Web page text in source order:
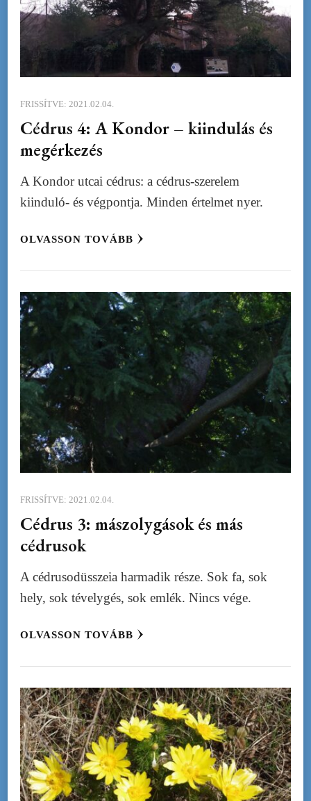
FRISSÍTVE: 2021.02.04.
Cédrus 4: A Kondor – kiindulás és
megérkezés
A Kondor utcai cédrus: a cédrus-szerelem
kiinduló- és végpontja. Minden értelmet nyer.
OLVASSON TOVÁBB
FRISSÍTVE: 2021.02.04.
Cédrus 3: mászolygások és más
cédrusok
A cédrusodüsszeia harmadik része. Sok fa, sok
hely, sok tévelygés, sok emlék. Nincs vége.
OLVASSON TOVÁBB